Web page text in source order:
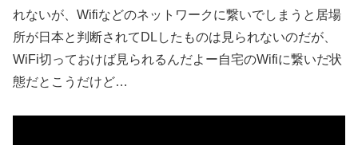
れないが、Wifiなどのネットワークに繋いでしまうと居場
所が日本と判断されてDLしたものは見られないのだが、
WiFi切っておけば見られるんだよー自宅のWifiに繋いだ状
態だとこうだけど…